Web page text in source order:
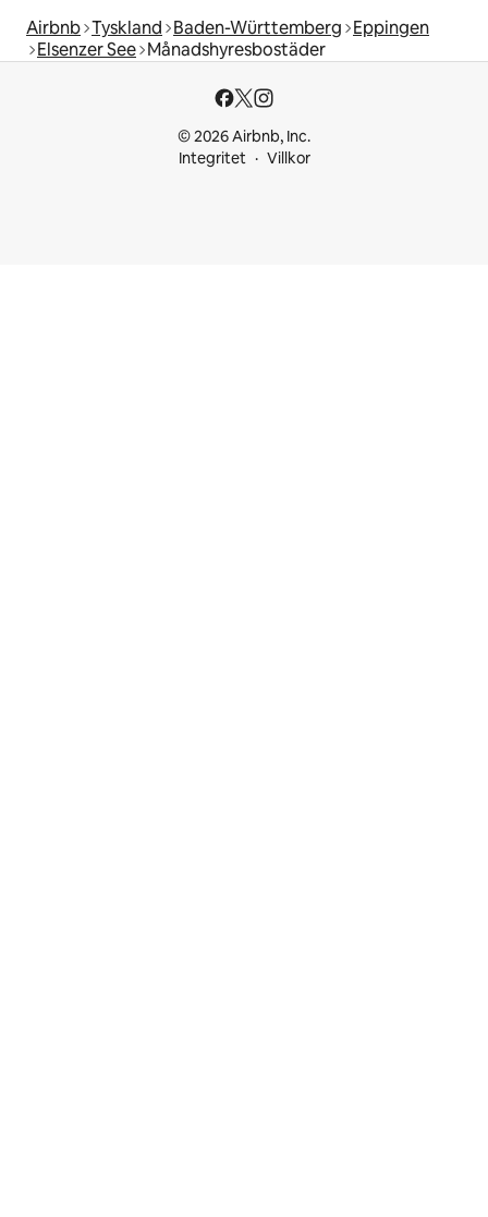
Airbnb Tyskland Baden-Württemberg Eppingen
Elsenzer See Månadshyresbostäder
© 2026 Airbnb, Inc.
Integritet
Villkor